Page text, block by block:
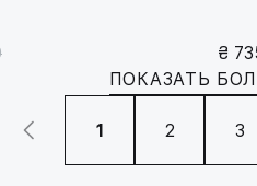
₴
ПОКАЗАТЬ
1 2 3